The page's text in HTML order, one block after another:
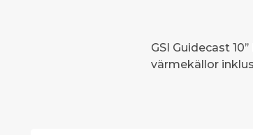
GSI Guidecast
värmekällor